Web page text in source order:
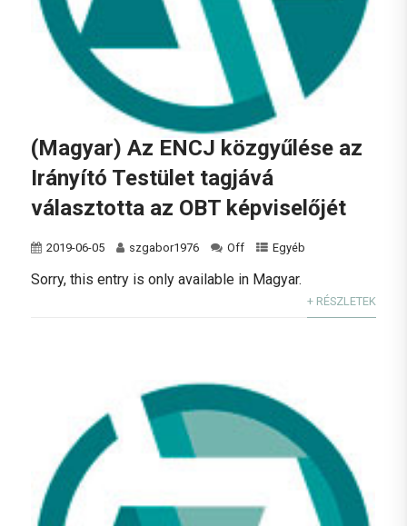
(Magyar) Az ENCJ közgyűlése az
Irányító Testület tagjává
választotta az OBT képviselőjét
2019-06-05 szgabor1976 Off Egyéb
Sorry, this entry is only available in Magyar.
+ RÉSZLETEK